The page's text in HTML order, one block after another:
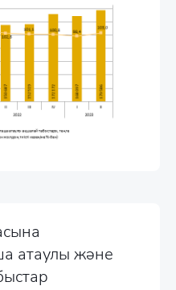
атаулы және